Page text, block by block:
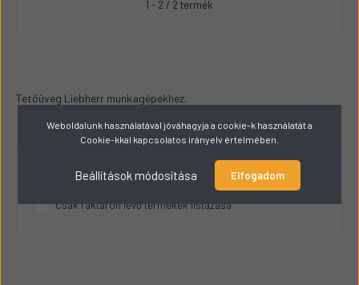
1 - 2 / 2 termék
Tetőüveg Liebherr munkagépekhez.
RAKTÁRKÉSZLET
Csak raktáron lévő termékek listázása
Weboldalunk használatával jóváhagyja a cookie-k használatát a
Cookie-kkal kapcsolatos irányelv értelmében.
Beállítások módosítása Elfogadom